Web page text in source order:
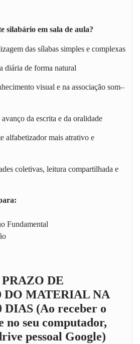
silabário em sala de aula?
das sílabas simples e complexas
diária de forma natural
visual e na associação som–
da escrita e da oralidade
alfabetizador mais atrativo e
coletivas, leitura compartilhada e
Fundamental
DE
DO MATERIAL NA
(Ao receber o
no seu computador,
pessoal Google)